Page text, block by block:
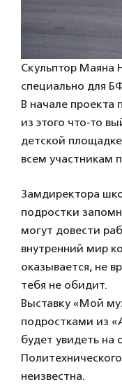
Скульптор Маяна
специально для
В начале проекта
из этого что-то
детской
всем участникам
Замдиректора
подростки
могут довести
внутренний мир
оказывается, не
тебя не обидит.
Выставку «Мой
подростками из
будет увидеть
неизвестна.